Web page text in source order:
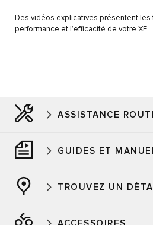
Des vidéos explicatives présentent les
performance et l’efficacité de votre XE.
ASSISTANCE
GUIDES ET
TROUVEZ UN